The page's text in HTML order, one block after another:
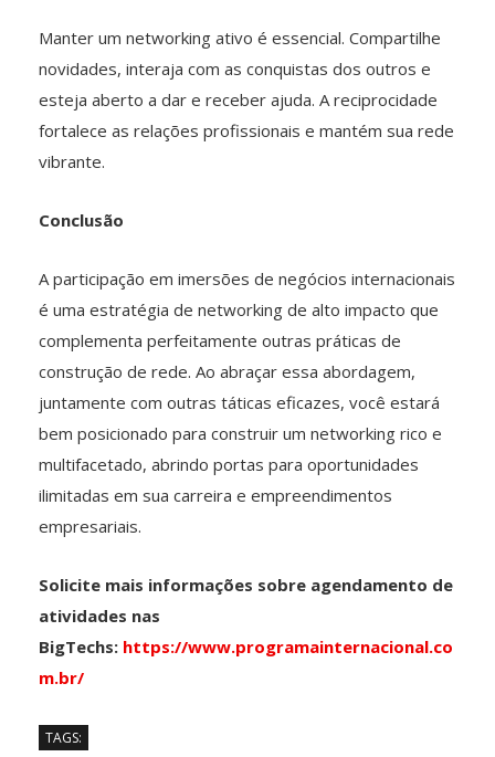
Manter um networking ativo é essencial. Compartilhe
novidades, interaja com as conquistas dos outros e
esteja aberto a dar e receber ajuda. A reciprocidade
fortalece as relações profissionais e mantém sua rede
vibrante.
Conclusão
A participação em imersões de negócios internacionais
é uma estratégia de networking de alto impacto que
complementa perfeitamente outras práticas de
construção de rede. Ao abraçar essa abordagem,
juntamente com outras táticas eficazes, você estará
bem posicionado para construir um networking rico e
multifacetado, abrindo portas para oportunidades
ilimitadas em sua carreira e empreendimentos
empresariais.
Solicite mais informações sobre agendamento de
atividades nas
BigTechs: https://www.programainternacional.co
m.br/
TAGS: